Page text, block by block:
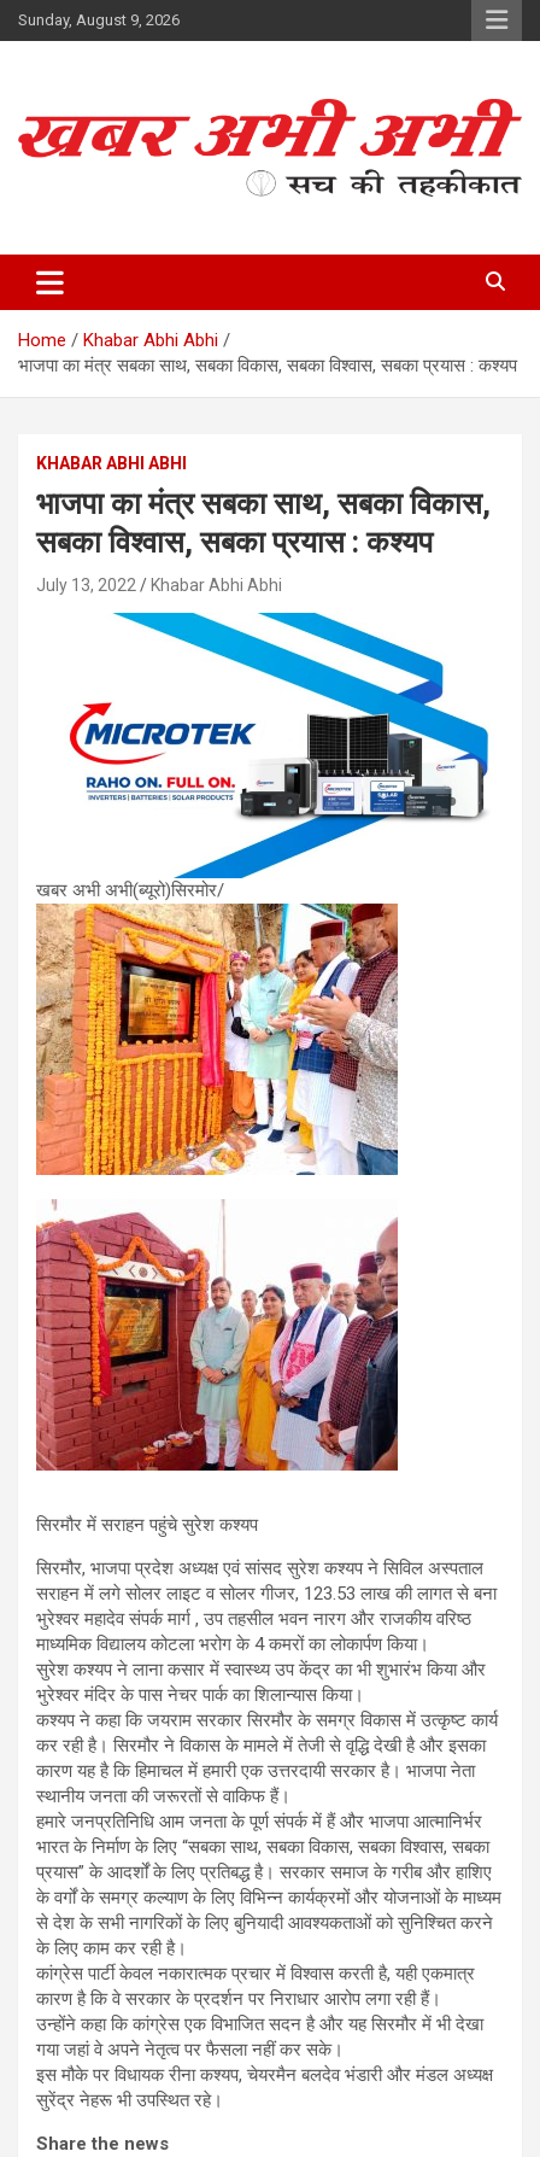
Skip
to
Sunday, August 9, 2026
Home
Khabar Abhi Abhi
भाजपा का मंत्र सबका साथ, सबका विकास, सबका विश्वास, सबका प्रयास : कश्यप
KHABAR ABHI ABHI
भाजपा का मंत्र सबका साथ, सबका विकास,
सबका विश्वास, सबका प्रयास : कश्यप
July 13, 2022 Khabar Abhi Abhi
खबर अभी अभी(ब्यूरो)सिरमोर/
सिरमौर में सराहन पहुंचे सुरेश कश्यप
सिरमौर, भाजपा प्रदेश अध्यक्ष एवं सांसद सुरेश कश्यप ने सिविल अस्पताल
सराहन में लगे सोलर लाइट व सोलर गीजर, 123.53 लाख की लागत से बना
भुरेश्वर महादेव संपर्क मार्ग , उप तहसील भवन नारग और राजकीय वरिष्ठ
माध्यमिक विद्यालय कोटला भरोग के 4 कमरों का लोकार्पण किया।
सुरेश कश्यप ने लाना कसार में स्वास्थ्य उप केंद्र का भी शुभारंभ किया और
भुरेश्वर मंदिर के पास नेचर पार्क का शिलान्यास किया।
कश्यप ने कहा कि जयराम सरकार सिरमौर के समग्र विकास में उत्कृष्ट कार्य
कर रही है। सिरमौर ने विकास के मामले में तेजी से वृद्धि देखी है और इसका
कारण यह है कि हिमाचल में हमारी एक उत्तरदायी सरकार है। भाजपा नेता
स्थानीय जनता की जरूरतों से वाकिफ हैं।
हमारे जनप्रतिनिधि आम जनता के पूर्ण संपर्क में हैं और भाजपा आत्मानिर्भर
भारत के निर्माण के लिए “सबका साथ, सबका विकास, सबका विश्वास, सबका
प्रयास” के आदर्शों के लिए प्रतिबद्ध है। सरकार समाज के गरीब और हाशिए
के वर्गों के समग्र कल्याण के लिए विभिन्न कार्यक्रमों और योजनाओं के माध्यम
से देश के सभी नागरिकों के लिए बुनियादी आवश्यकताओं को सुनिश्चित करने
के लिए काम कर रही है।
कांग्रेस पार्टी केवल नकारात्मक प्रचार में विश्वास करती है, यही एकमात्र
कारण है कि वे सरकार के प्रदर्शन पर निराधार आरोप लगा रही हैं।
उन्होंने कहा कि कांग्रेस एक विभाजित सदन है और यह सिरमौर में भी देखा
गया जहां वे अपने नेतृत्व पर फैसला नहीं कर सके।
इस मौके पर विधायक रीना कश्यप, चेयरमैन बलदेव भंडारी और मंडल अध्यक्ष
सुरेंद्र नेहरू भी उपस्थित रहे।
Share the news